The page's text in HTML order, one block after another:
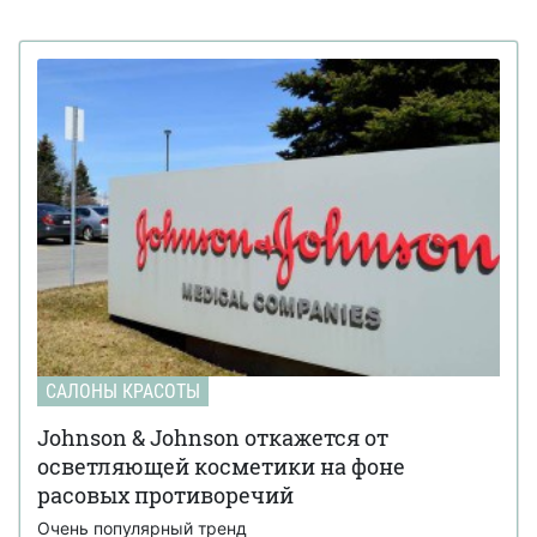
27 декабря 14:35 В салоне красоты S-Studio всегда рады
встрече с Вами и готовы изменить жизнь к лучшему
18 декабря 11:11
Получите в подарок ламинирование или
лечение волос в салоне красоты S-Studio
18 декабря 11:10
Новогодние акции в салоне красоты S-
Studio
03 декабря 10:39
Beauty Salon Natasha Balabanova дарит
каждому клиенту, записавшемуся на окрашивание,
укладку в подарок
29 марта 16:26 Самая веселая подготовка к долгожданному
викенду в салоне Hair House
САЛОНЫ КРАСОТЫ
Johnson & Johnson откажется от
осветляющей косметики на фоне
расовых противоречий
Очень популярный тренд